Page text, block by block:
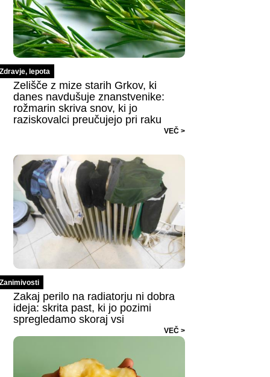
Zdravje, lepota
Zelišče z mize starih Grkov, ki
danes navdušuje znanstvenike:
rožmarin skriva snov, ki jo
raziskovalci preučujejo pri raku
VEČ >
Zanimivosti
Zakaj perilo na radiatorju ni dobra
ideja: skrita past, ki jo pozimi
spregledamo skoraj vsi
VEČ >